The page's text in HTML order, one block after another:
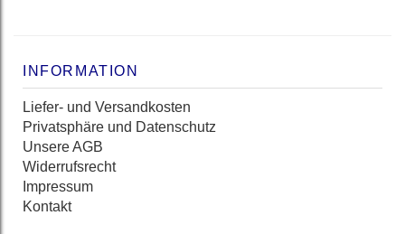
INFORMATION
Liefer- und Versandkosten
Privatsphäre und Datenschutz
Unsere AGB
Widerrufsrecht
Impressum
Kontakt